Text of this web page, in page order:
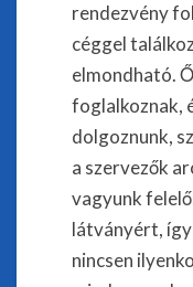
rendezvény
céggel
elmondható.
foglalkoznak,
dolgoznunk,
a szervezők
vagyunk
látványért,
nincsen